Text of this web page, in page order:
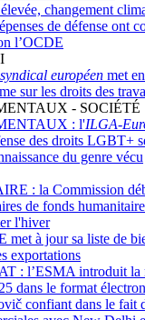
changement
de défense ont
l’OCDE
européen met
sur les droits des
- SOCIÉTÉ
: l'ILGA-
des droits LGBT+
du genre vécu
: la Commission
de fonds
l'hiver
met à jour sa liste de
exportations
: l’ESMA introduit la
dans le format
confiant dans le fait